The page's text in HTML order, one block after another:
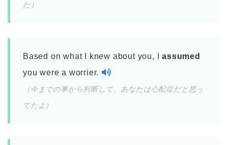
た）
Based on what I knew about you, Iassumed
you were a worrier.
（今までの事から判断して、あなたは心配症だと思っ
てたよ）